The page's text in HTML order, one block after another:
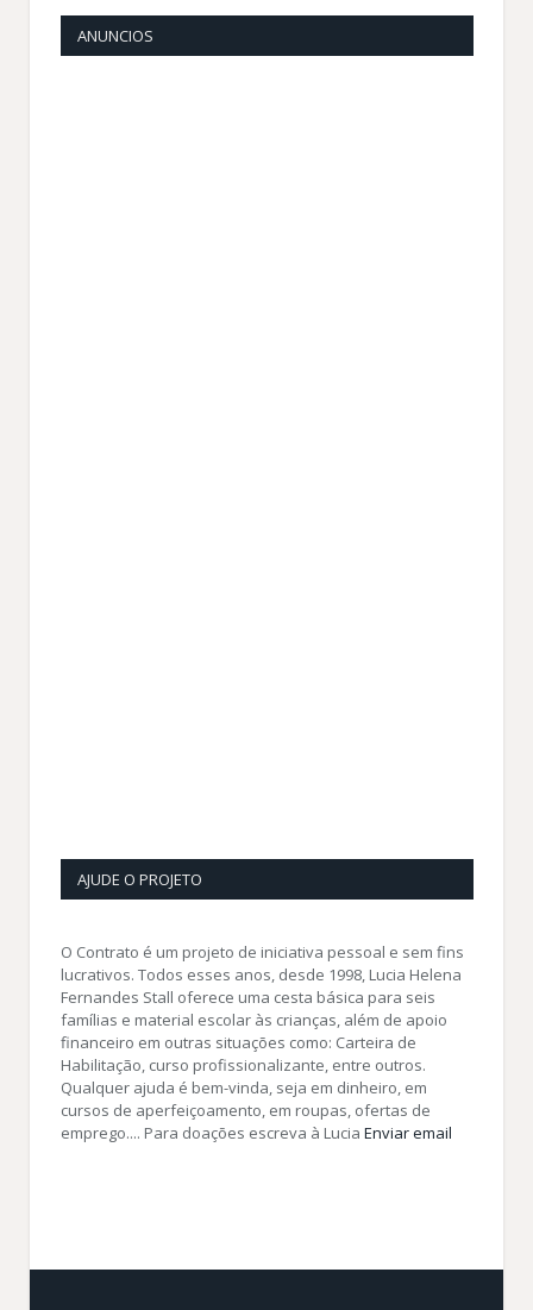
ANUNCIOS
AJUDE O PROJETO
O Contrato é um projeto de iniciativa pessoal e sem fins
lucrativos. Todos esses anos, desde 1998, Lucia Helena
Fernandes Stall oferece uma cesta básica para seis
famílias e material escolar às crianças, além de apoio
financeiro em outras situações como: Carteira de
Habilitação, curso profissionalizante, entre outros.
Qualquer ajuda é bem-vinda, seja em dinheiro, em
cursos de aperfeiçoamento, em roupas, ofertas de
emprego.... Para doações escreva à Lucia Enviar email